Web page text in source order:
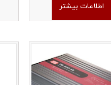
اطلاعات بیشتر